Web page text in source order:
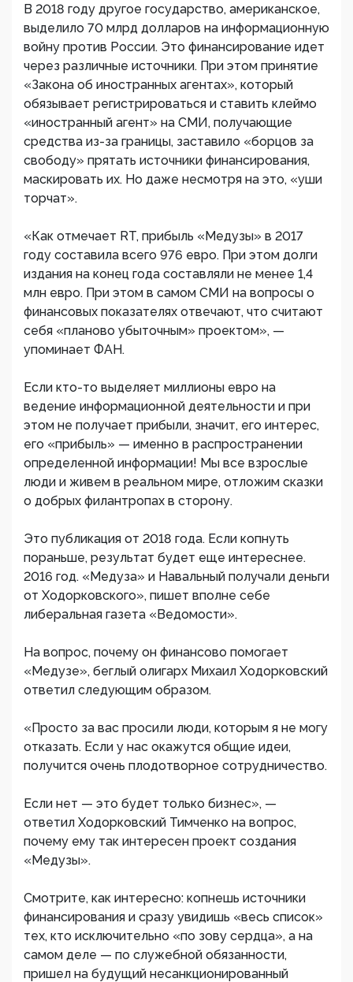
В 2018 году другое государство, американское,
выделило 70 млрд долларов на информационную
войну против России. Это финансирование идет
через различные источники. При этом принятие
«Закона об иностранных агентах», который
обязывает регистрироваться и ставить клеймо
«иностранный агент» на СМИ, получающие
средства из-за границы, заставило «борцов за
свободу» прятать источники финансирования,
маскировать их. Но даже несмотря на это, «уши
торчат».
«Как отмечает RT, прибыль «Медузы» в 2017
году составила всего 976 евро. При этом долги
издания на конец года составляли не менее 1,4
млн евро. При этом в самом СМИ на вопросы о
финансовых показателях отвечают, что считают
себя «планово убыточным» проектом», —
упоминает ФАН.
Если кто-то выделяет миллионы евро на
ведение информационной деятельности и при
этом не получает прибыли, значит, его интерес,
его «прибыль» — именно в распространении
определенной информации! Мы все взрослые
люди и живем в реальном мире, отложим сказки
о добрых филантропах в сторону.
Это публикация от 2018 года. Если копнуть
пораньше, результат будет еще интереснее.
2016 год. «Медуза» и Навальный получали деньги
от Ходорковского», пишет вполне себе
либеральная газета «Ведомости».
На вопрос, почему он финансово помогает
«Медузе», беглый олигарх Михаил Ходорковский
ответил следующим образом.
«Просто за вас просили люди, которым я не могу
отказать. Если у нас окажутся общие идеи,
получится очень плодотворное сотрудничество.
Если нет — это будет только бизнес», —
ответил Ходорковский Тимченко на вопрос,
почему ему так интересен проект создания
«Медузы».
Смотрите, как интересно: копнешь источники
финансирования и сразу увидишь «весь список»
тех, кто исключительно «по зову сердца», а на
самом деле — по служебной обязанности,
пришел на будущий несанкционированный